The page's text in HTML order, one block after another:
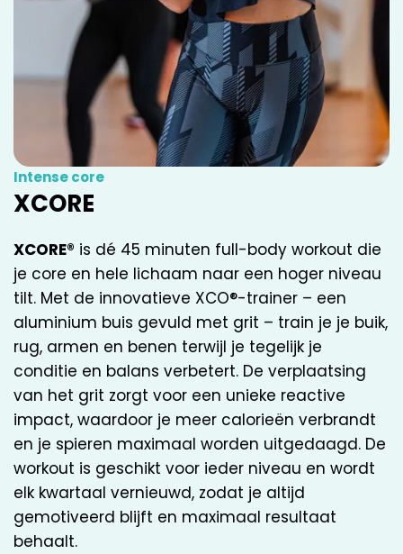
Intense core
XCORE
XCORE® is dé 45 minuten full-body workout die
je core en hele lichaam naar een hoger niveau
tilt. Met de innovatieve XCO®-trainer – een
aluminium buis gevuld met grit – train je je buik,
rug, armen en benen terwijl je tegelijk je
conditie en balans verbetert. De verplaatsing
van het grit zorgt voor een unieke reactive
impact, waardoor je meer calorieën verbrandt
en je spieren maximaal worden uitgedaagd. De
workout is geschikt voor ieder niveau en wordt
elk kwartaal vernieuwd, zodat je altijd
gemotiveerd blijft en maximaal resultaat
behaalt.